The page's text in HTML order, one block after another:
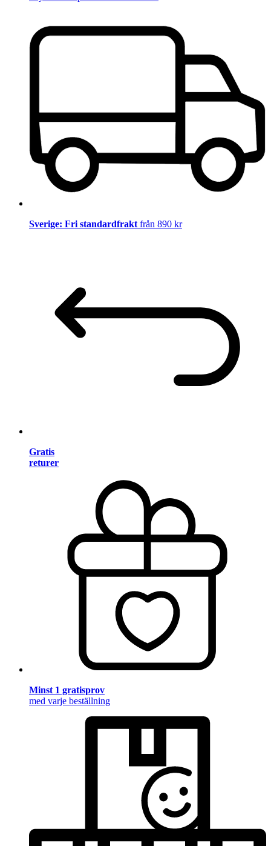
Sverige: Fri standardfrakt från 890 kr
Gratis
returer
Minst 1 gratisprov
med varje beställning